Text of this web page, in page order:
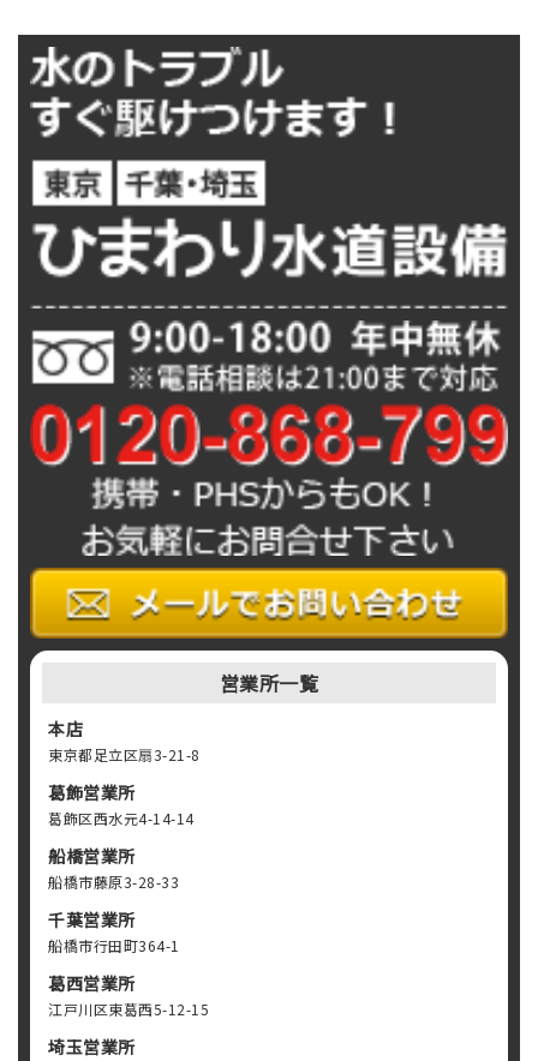
営業所一覧
本店
東京都足立区扇3-21-8
葛飾営業所
葛飾区西水元4-14-14
船橋営業所
船橋市藤原3-28-33
千葉営業所
船橋市行田町364-1
葛西営業所
江戸川区東葛西5-12-15
埼玉営業所